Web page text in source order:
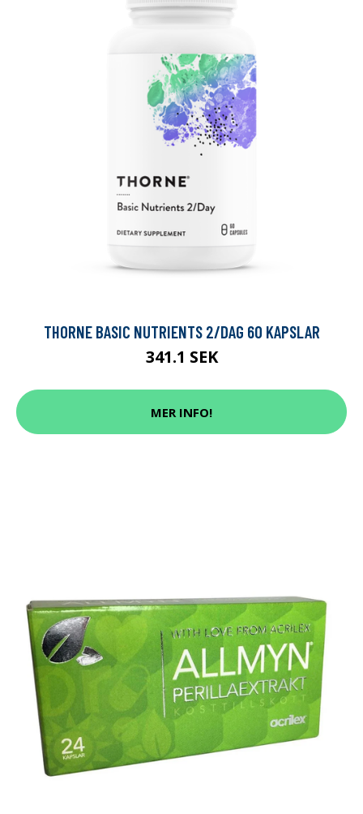
THORNE BASIC NUTRIENTS 2/DAG 60 KAPSLAR
341.1 SEK
MER INFO!